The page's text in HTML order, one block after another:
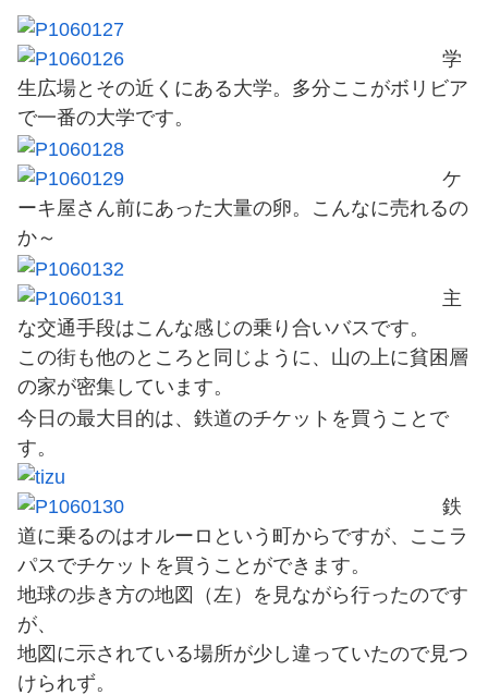
学
生広場とその近くにある大学。多分ここがボリビア
で一番の大学です。
ケ
ーキ屋さん前にあった大量の卵。こんなに売れるの
か～
主
な交通手段はこんな感じの乗り合いバスです。
この街も他のところと同じように、山の上に貧困層
の家が密集しています。
今日の最大目的は、鉄道のチケットを買うことで
す。
鉄
道に乗るのはオルーロという町からですが、ここラ
パスでチケットを買うことができます。
地球の歩き方の地図（左）を見ながら行ったのです
が、
地図に示されている場所が少し違っていたので見つ
けられず。